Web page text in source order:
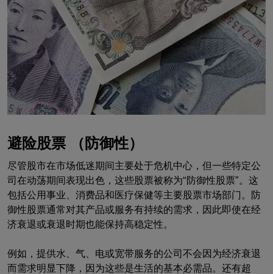
避险股票 （防御性）
尽管股市在市场低迷期间主要处于危机中心，但一些特定公
司在动荡期间表现出色，这些股票被称为“防御性股票”。这
包括公用事业、消费品和医疗保健等主要股票市场部门。防
御性股票通常对其产品或服务有持续的需求，因此即使在经
济衰退或衰退时期也能保持高稳定性。
例如，提供水、气、电或宽带服务的公司不会因为经济衰退
而需求明显下降，因为这些是生活的基本必需品。还有超